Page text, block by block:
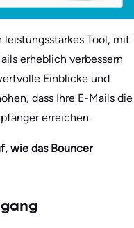
Tool, mit
erheblich verbessern
Einblicke und
dass Ihre E-Mails die
erreichen.
wie das Bouncer